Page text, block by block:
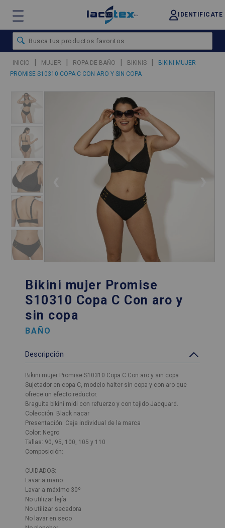
IDENTIFICATE
INICIO | MUJER | ROPA DE BAÑO | BIKINIS |
BIKINI MUJER
PROMISE S10310 COPA C CON ARO Y SIN COPA
❯
Bikini mujer Promise
S10310 Copa C Con aro y
sin copa
BAÑO
Descripción
Bikini mujer Promise S10310 Copa C Con aro y sin copa
Sujetador en copa C, modelo halter sin copa y con aro que
ofrece un efecto reductor.
Braguita bikini midi con refuerzo y con tejido Jacquard.
Colección: Black nacar
Presentación: Caja individual de la marca
Color: Negro
Tallas: 90, 95, 100, 105 y 110
Composición:
CUIDADOS:
Lavar a mano
Lavar a máximo 30º
No utilizar lejía
No utilizar secadora
No lavar en seco